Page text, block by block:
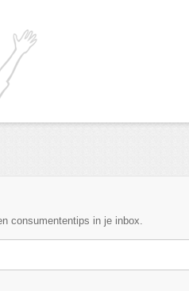
consumententips in je inbox.